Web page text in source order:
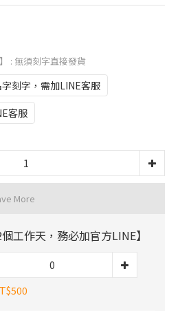
: 無須刻字直接發貨
刻字，需加LINE客服
客服
More
工作天，務必加官方LINE】